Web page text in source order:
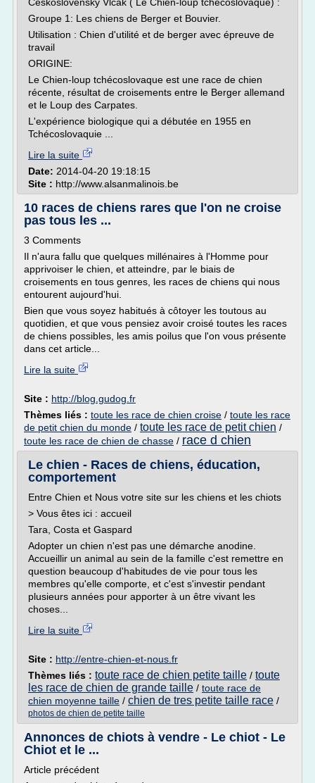
Groupe 1: Les chiens de Berger et Bouvier.
Utilisation : Chien d'utilité et de berger avec épreuve de
travail
ORIGINE:
Le Chien-loup tchécoslovaque est une race de chien
récente, résultat de croisements entre le Berger allemand
et le Loup des Carpates.
L'expérience biologique qui a débutée en 1955 en
Tchécoslovaquie ...
Lire la suite
Date: 2014-04-20 19:18:15
Site : http://www.alsanmalinois.be
10 races de chiens rares que l'on ne croise
pas tous les ...
3 Comments
Il n'aura fallu que quelques millénaires à l'Homme pour
apprivoiser le chien, et atteindre, par le biais de
croisements en tous genres, les races de chiens qui nous
entourent aujourd'hui.
Bien que vous soyez habitués à côtoyer les toutous au
quotidien, et que vous pensiez avoir croisé toutes les races
de chiens possibles, les amis poilus que l'on vous présente
dans cet article...
Lire la suite
Site : http://blog.gudog.fr
Thèmes liés : toute les race de chien croise / toute les race
de petit chien du monde / toute les race de petit chien /
toute les race de chien de chasse / race d chien
Le chien - Races de chiens, éducation,
comportement
Entre Chien et Nous votre site sur les chiens et les chiots
> Vous êtes ici : accueil
Tara, Costa et Gaspard
Adopter un chien n'est pas une démarche anodine.
Accueillir un animal au sein de la famille c'est remettre en
question beaucoup d'habitudes de vie pour tous les
membres qu'elle comporte, et c'est s'investir pendant
plusieurs années pour apporter à un être vivant les
choses...
Lire la suite
Site : http://entre-chien-et-nous.fr
Thèmes liés : toute race de chien petite taille / toute
les race de chien de grande taille / toute race de
chien moyenne taille / chien de tres petite taille race /
photos de chien de petite taille
Annonces de chiots à vendre - Le chiot - Le
Chiot et le ...
Article précédent